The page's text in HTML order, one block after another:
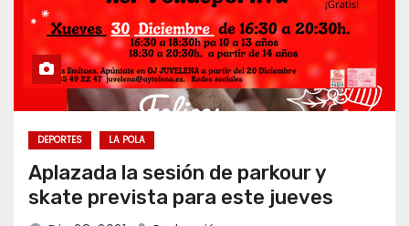
DEPORTES LA POLA
Aplazada la sesión de parkour y
skate prevista para este jueves